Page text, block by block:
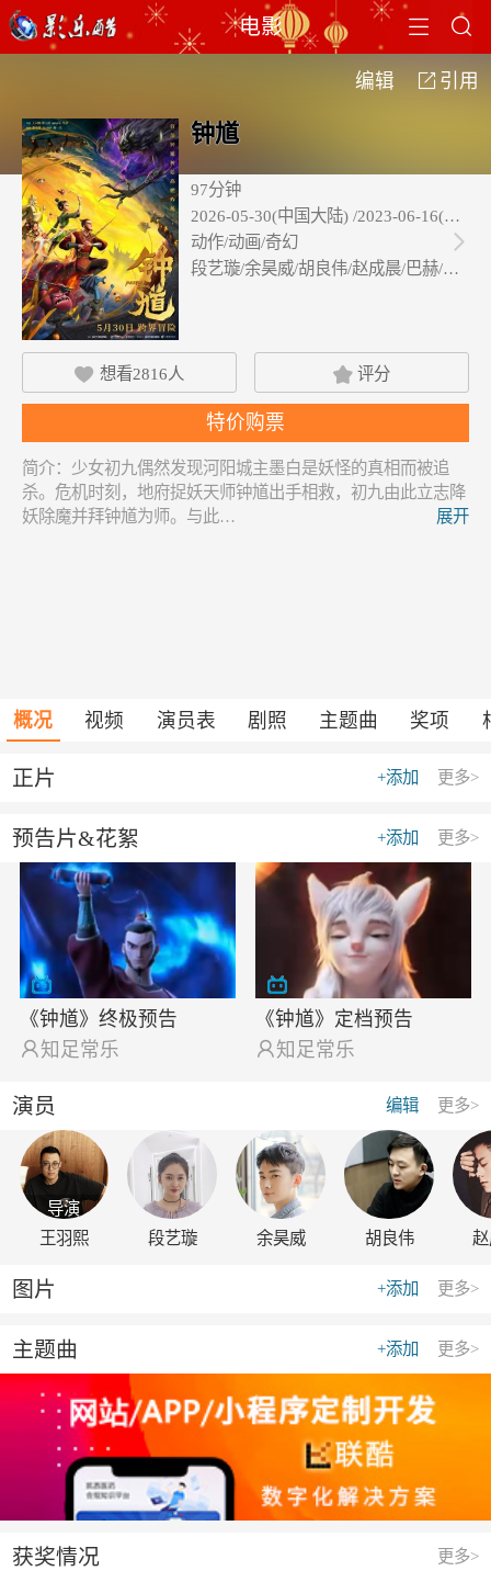
 
电影
编辑  引用
钟馗
97分钟
2026-05-30(中国大陆) /2023-06-16(上海
动作/动画/奇幻
段艺璇/余昊威/胡良伟/赵成晨/巴赫/胡…

 想看2816人  评分
特价购票
简介： 少女初九偶然发现河阳城主墨白是妖怪的真相而被追
杀。危机时刻，地府捉妖天师钟馗出手相救，初九由此立志降
妖除魔并拜钟馗为师。与此…
展开
概况 视频 演员表 剧照 主题曲 奖项
更多>
+添加
正片
更多>
+添加
预告片&花絮
《钟馗》终极预告
 知足常乐
《钟馗》定档预告
 知足常乐
更多>
编辑
演员
导演
王羽熙
段艺璇 余昊威 胡良伟
更多>
+添加
图片
更多>
+添加
主题曲
更多>
获奖情况